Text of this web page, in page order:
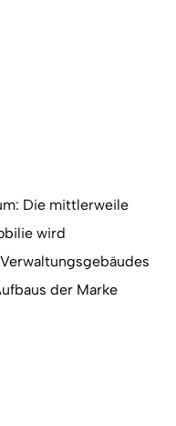
Die mittlerweile
wird
der Marke